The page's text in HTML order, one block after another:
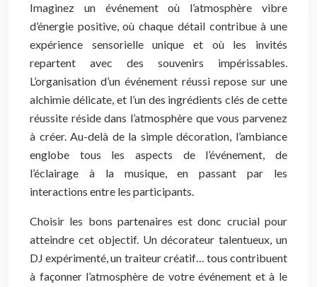
Imaginez un événement où l’atmosphère vibre
d’énergie positive, où chaque détail contribue à une
expérience sensorielle unique et où les invités
repartent avec des souvenirs impérissables.
L’organisation d’un événement réussi repose sur une
alchimie délicate, et l’un des ingrédients clés de cette
réussite réside dans l’atmosphère que vous parvenez
à créer. Au-delà de la simple décoration, l’ambiance
englobe tous les aspects de l’événement, de
l’éclairage à la musique, en passant par les
interactions entre les participants.
Choisir les bons partenaires est donc crucial pour
atteindre cet objectif. Un décorateur talentueux, un
DJ expérimenté, un traiteur créatif… tous contribuent
à façonner l’atmosphère de votre événement et à le